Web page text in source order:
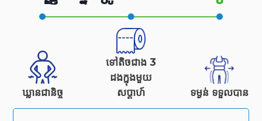
ឃ្លានជានិច្ច
ទៅតិចជាង 3
ដងក្នុងមួយ
សប្តាហ៍
ទម្ងន់ ទទួលបាន